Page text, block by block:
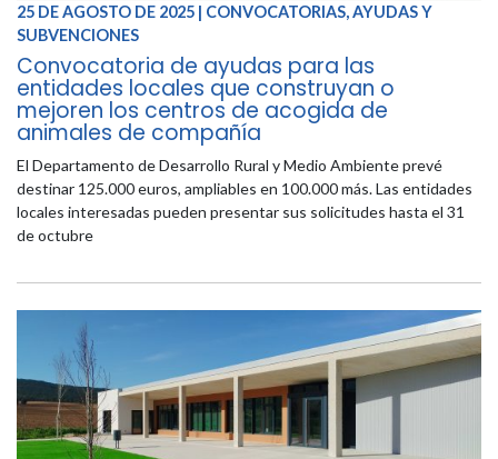
25 DE AGOSTO DE 2025 | CONVOCATORIAS, AYUDAS Y
SUBVENCIONES
Convocatoria de ayudas para las
entidades locales que construyan o
mejoren los centros de acogida de
animales de compañía
El Departamento de Desarrollo Rural y Medio Ambiente prevé
destinar 125.000 euros, ampliables en 100.000 más. Las entidades
locales interesadas pueden presentar sus solicitudes hasta el 31
de octubre